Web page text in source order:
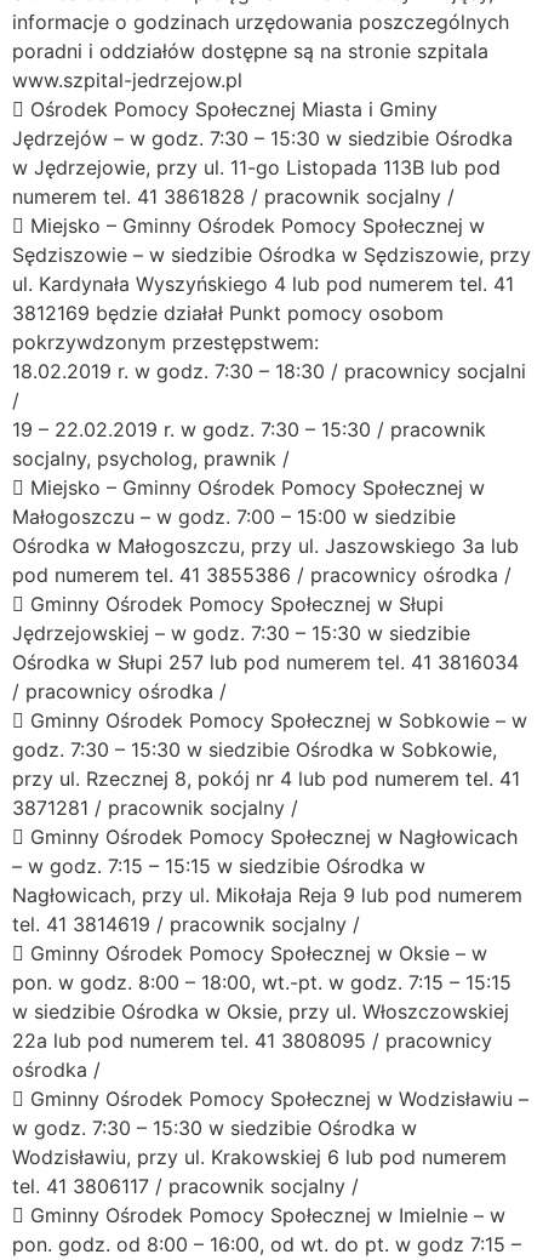
informacje o godzinach urzędowania poszczególnych
poradni i oddziałów dostępne są na stronie szpitala
www.szpital-jedrzejow.pl
 Ośrodek Pomocy Społecznej Miasta i Gminy
Jędrzejów – w godz. 7:30 – 15:30 w siedzibie Ośrodka
w Jędrzejowie, przy ul. 11-go Listopada 113B lub pod
numerem tel. 41 3861828 / pracownik socjalny /
 Miejsko – Gminny Ośrodek Pomocy Społecznej w
Sędziszowie – w siedzibie Ośrodka w Sędziszowie, przy
ul. Kardynała Wyszyńskiego 4 lub pod numerem tel. 41
3812169 będzie działał Punkt pomocy osobom
pokrzywdzonym przestępstwem:
18.02.2019 r. w godz. 7:30 – 18:30 / pracownicy socjalni
/
19 – 22.02.2019 r. w godz. 7:30 – 15:30 / pracownik
socjalny, psycholog, prawnik /
 Miejsko – Gminny Ośrodek Pomocy Społecznej w
Małogoszczu – w godz. 7:00 – 15:00 w siedzibie
Ośrodka w Małogoszczu, przy ul. Jaszowskiego 3a lub
pod numerem tel. 41 3855386 / pracownicy ośrodka /
 Gminny Ośrodek Pomocy Społecznej w Słupi
Jędrzejowskiej – w godz. 7:30 – 15:30 w siedzibie
Ośrodka w Słupi 257 lub pod numerem tel. 41 3816034
/ pracownicy ośrodka /
 Gminny Ośrodek Pomocy Społecznej w Sobkowie – w
godz. 7:30 – 15:30 w siedzibie Ośrodka w Sobkowie,
przy ul. Rzecznej 8, pokój nr 4 lub pod numerem tel. 41
3871281 / pracownik socjalny /
 Gminny Ośrodek Pomocy Społecznej w Nagłowicach
– w godz. 7:15 – 15:15 w siedzibie Ośrodka w
Nagłowicach, przy ul. Mikołaja Reja 9 lub pod numerem
tel. 41 3814619 / pracownik socjalny /
 Gminny Ośrodek Pomocy Społecznej w Oksie – w
pon. w godz. 8:00 – 18:00, wt.-pt. w godz. 7:15 – 15:15
w siedzibie Ośrodka w Oksie, przy ul. Włoszczowskiej
22a lub pod numerem tel. 41 3808095 / pracownicy
ośrodka /
 Gminny Ośrodek Pomocy Społecznej w Wodzisławiu –
w godz. 7:30 – 15:30 w siedzibie Ośrodka w
Wodzisławiu, przy ul. Krakowskiej 6 lub pod numerem
tel. 41 3806117 / pracownik socjalny /
 Gminny Ośrodek Pomocy Społecznej w Imielnie – w
pon. godz. od 8:00 – 16:00, od wt. do pt. w godz 7:15 –